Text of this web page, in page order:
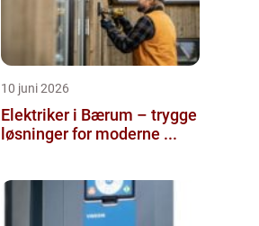
10 juni 2026
Elektriker i Bærum – trygge
løsninger for moderne ...